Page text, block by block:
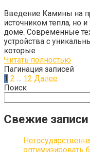
Введение Камины на
источником тепла, но
доме. Современные
устройства с
которые
Читать полностью
Пагинация записей
1 2 … 12 Далее
Поиск
Свежие записи
оптимизировать